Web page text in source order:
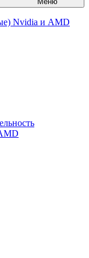
Nvidia и AMD